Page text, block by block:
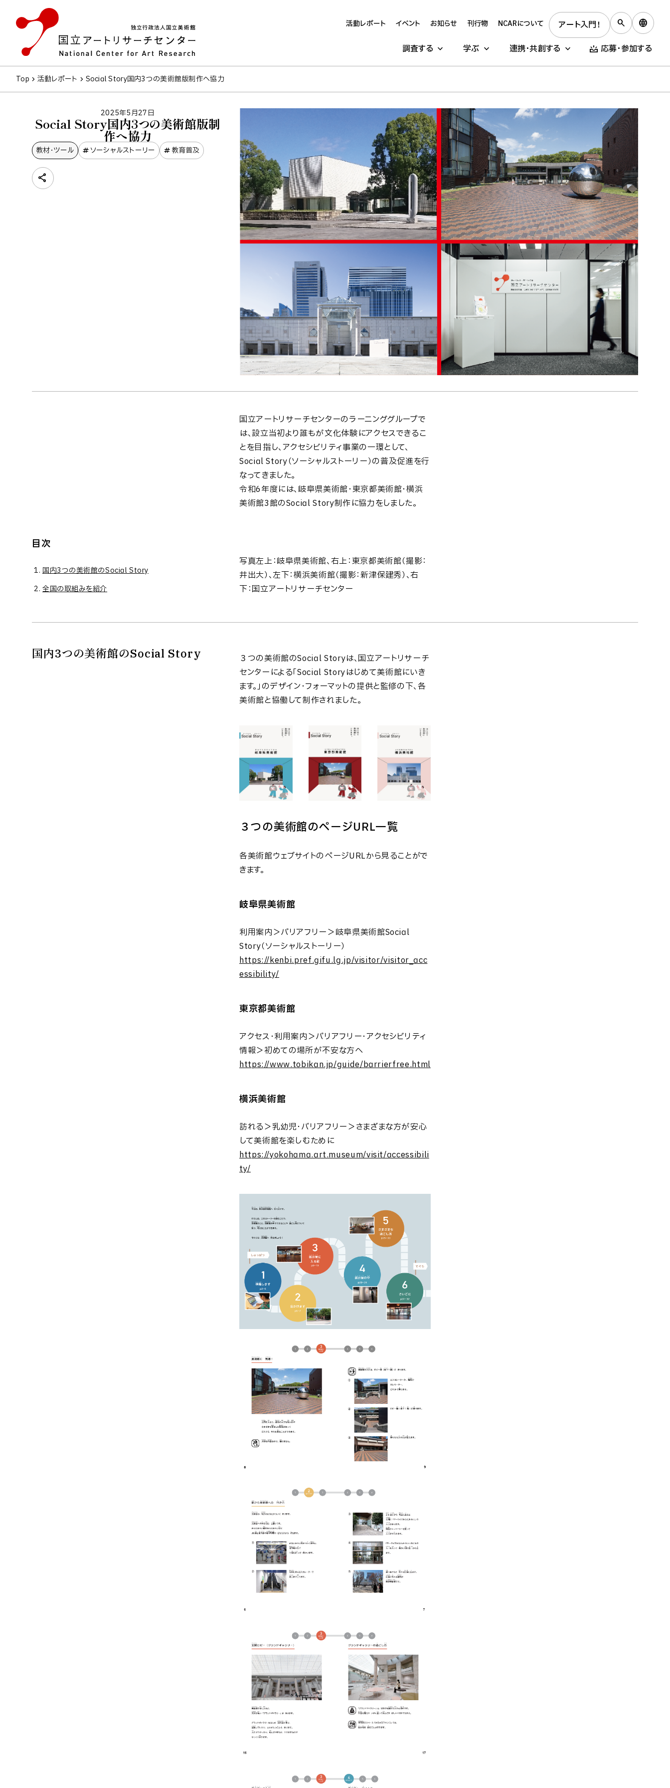
調査する 学ぶ 連携・共創する 応募・参加する
活動レポート イベント お知らせ 刊行物 NCARについて アート入門！
Top 活動レポート Social Story国内3つの美術館版制作へ協力
2025年5月27日
Social Story国内3つの美術館版制
作へ協力
教材・ツール ソーシャルストーリー 教育普及
国立アートリサーチセンターのラーニンググループで
は、設立当初より誰もが文化体験にアクセスできるこ
とを目指し、アクセシビリティ事業の一環として、
Social Story（ソーシャルストーリー）の普及促進を行
なってきました。
令和6年度には、岐阜県美術館・東京都美術館・横浜
美術館3館のSocial Story制作に協力をしました。
写真左上：岐阜県美術館、右上：東京都美術館（撮影：
井出大）、左下：横浜美術館（撮影：新津保建秀）、右
下：国立アートリサーチセンター
目次
国内3つの美術館のSocial Story
全国の取組みを紹介
国内3つの美術館のSocial Story
３つの美術館のSocial Storyは、国立アートリサーチ
センターによる「Social Storyはじめて美術館にいき
ます。」のデザイン・フォーマットの提供と監修の下、各
美術館と協働して制作されました。
３つの美術館のページURL一覧
各美術館ウェブサイトのページURLから見ることがで
きます。
岐阜県美術館
利用案内＞バリアフリー＞岐阜県美術館Social
Story（ソーシャルストーリー）
https://kenbi.pref.gifu.lg.jp/visitor/visitor_acc
essibility/
東京都美術館
アクセス・利用案内＞バリアフリー・アクセシビリティ
情報＞初めての場所が不安な方へ
https://www.tobikan.jp/guide/barrierfree.html
横浜美術館
訪れる＞乳幼児・バリアフリー＞さまざまな方が安心
して美術館を楽しむために
https://yokohama.art.museum/visit/accessibili
ty/